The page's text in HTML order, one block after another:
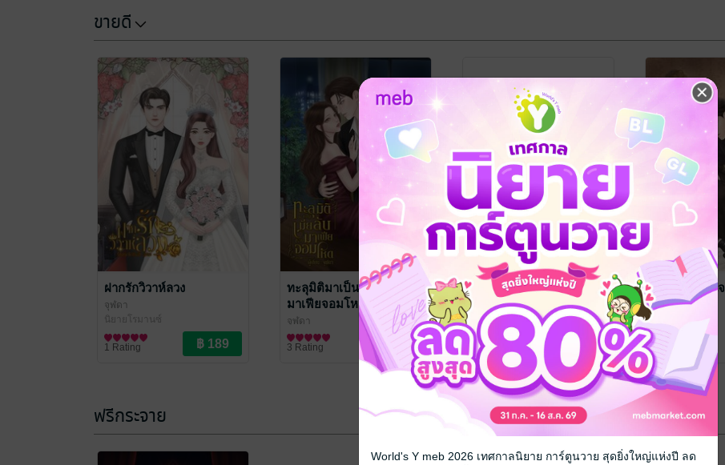
ขายดี
ฝากรักวิวาห์ลวง
จุฬดา
นิยายโรมานซ์
1 Rating
ทะลุมิติมาเป็นเมียลับของ
มาเฟียจอมโหด
จุฬดา
นิยายรัก
3 Rating
กรุณาเข้าสู่ระบบก่อน
ขบถรักซ่อนใจ
จุฬดา
3 Rating
ฟรีกระจาย
World's Y meb 2026 เทศกาลนิยาย การ์ตูนวาย สุดยิ่งใหญ่แห่งปี ลด